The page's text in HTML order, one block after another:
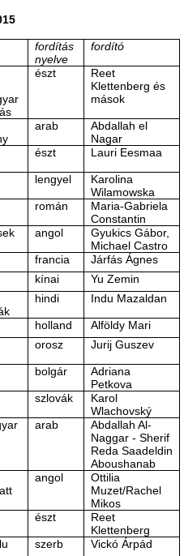
fordítás
nyelve
fordító
észt
Reet
Klettenberg és
mások
arab
Abdallah el
Nagar
észt Lauri Eesmaa
lengyel
Karolina
Wilamowska
román
Maria-Gabriela
Constantin
angol
Gyukics Gábor,
Michael Castro
francia
Járfás Ágnes
kínai
Yu Zemin
hindi Indu Mazaldan
holland
Alföldy Mari
orosz Jurij Guszev
bolgár
Adriana
Petkova
szlovák
Karol
Wlachovský
arab
Abdallah Al-
Naggar - Sherif
Reda Saadeldin
Aboushanab
angol
Ottilia
Muzet/Rachel
Mikos
észt
Reet
Klettenberg
szerb
Vickó Árpád